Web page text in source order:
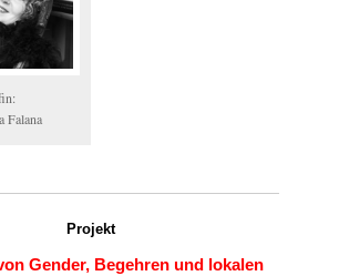
Falana
Projekt
Gender, Begehren und lokalen